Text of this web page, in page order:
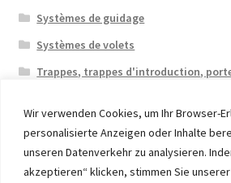
Wir verwenden Cookies, um Ihr Browser-
personalisierte Anzeigen oder Inhalte
unseren Datenverkehr zu analysieren.
akzeptieren“ klicken, stimmen Sie
Systèmes de guidage
Systèmes de volets
Trappes, trappes d'introduction,